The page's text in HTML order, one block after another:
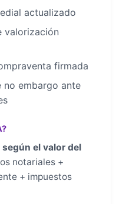
actualizado
valorización
firmada
embargo ante
el valor del
notariales +
+ impuestos